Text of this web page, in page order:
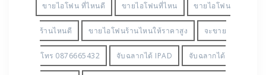
ขายไอโฟน ที่ไหนดี ขายไอโฟนที่ไหน ขายไอโฟน
ร้านไหนดี ขายไอโฟนร้านไหนให้ราคาสูง จะขาย
โทร 0876665432 จับฉลากได้ IPAD จับฉลากได้